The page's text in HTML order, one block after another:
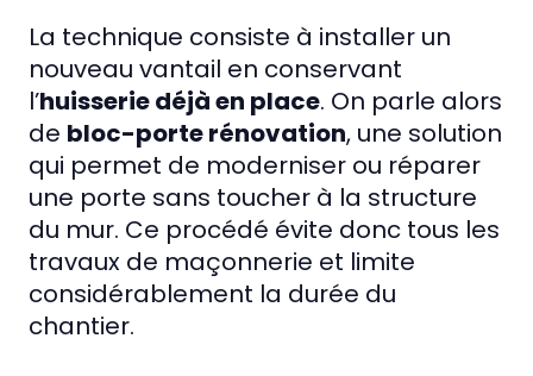
La technique consiste à installer un
nouveau vantail en conservant
l’huisserie déjà en place. On parle alors
de bloc-porte rénovation, une solution
qui permet de moderniser ou réparer
une porte sans toucher à la structure
du mur. Ce procédé évite donc tous les
travaux de maçonnerie et limite
considérablement la durée du
chantier.